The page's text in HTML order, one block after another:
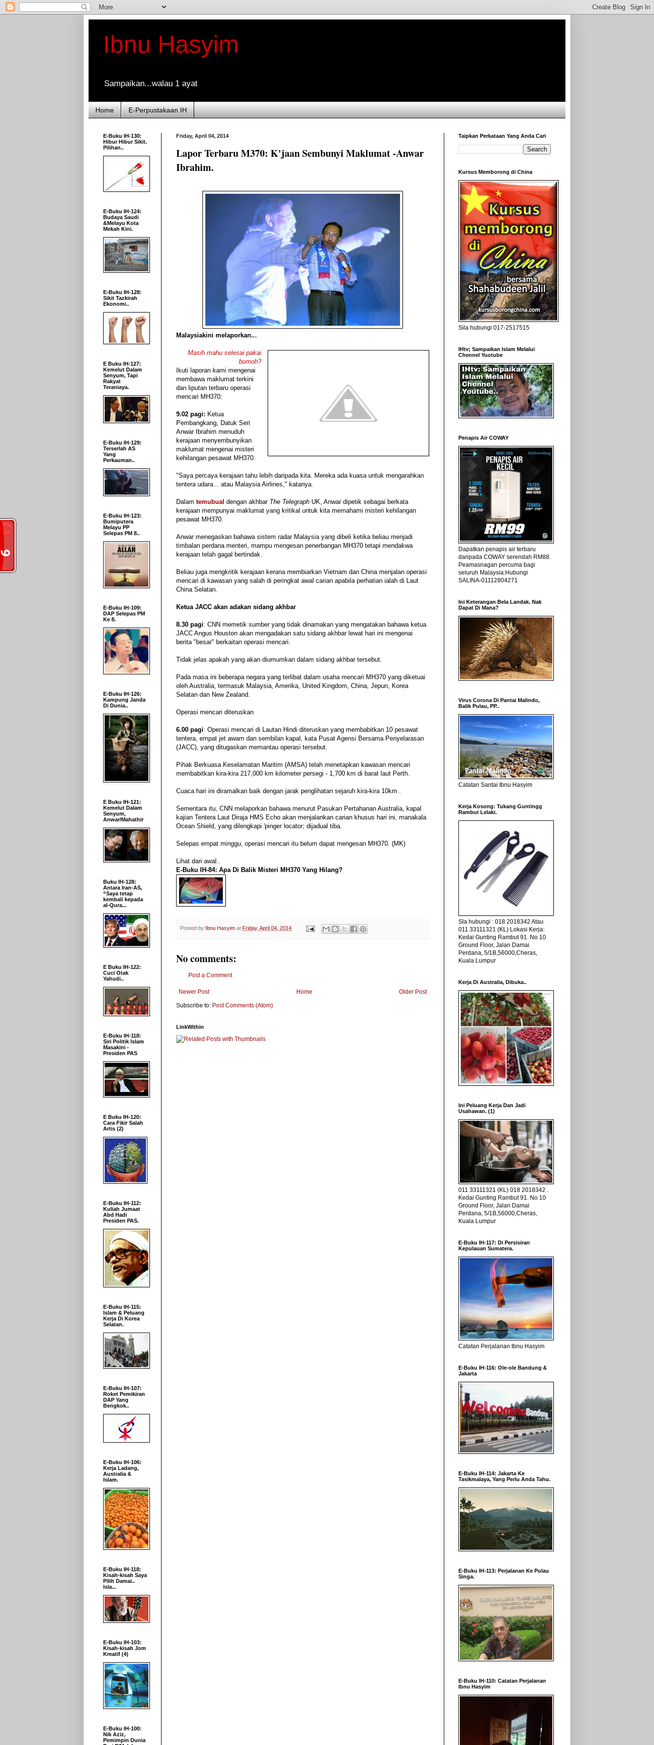
Ibnu Hasyim
Sampaikan...walau 1 ayat
Home E-Perpustakaan IH
Friday, April 04, 2014
Lapor Terbaru M370: K'jaan Sembunyi Maklumat -Anwar
Ibrahim.
Malaysiakini melaporkan...
Masih mahu selesai pakai
bomoh?
Ikuti laporan kami mengenai
membawa maklumat terkini
dan liputan terbaru operasi
mencari MH370:
9.02 pagi: Ketua
Pembangkang, Datuk Seri
Anwar Ibrahim menuduh
kerajaan menyembunyikan
maklumat mengenai misteri
kehilangan pesawat MH370.
"Saya percaya kerajaan tahu lebih daripada kita. Mereka ada kuasa untuk mengarahkan
tentera udara... atau Malaysia Airlines," katanya.
Dalam temubual dengan akhbar The Telegraph UK, Anwar dipetik sebagai berkata
kerajaan mempunyai maklumat yang kritikal untuk kita memahami misteri kehilangan
pesawat MH370.
Anwar menegaskan bahawa sistem radar Malaysia yang dibeli ketika beliau menjadi
timbalan perdana menteri, mampu mengesan penerbangan MH370 tetapi mendakwa
kerajaan telah gagal bertindak.
Beliau juga mengkritik kerajaan kerana membiarkan Vietnam dan China menjalan operasi
mencari di kawasan yang salah di peringkat awal carian apabila perhatian ialah di Laut
China Selatan.
Ketua JACC akan adakan sidang akhbar
8.30 pagi: CNN memetik sumber yang tidak dinamakan yang mengatakan bahawa ketua
JACC Angus Houston akan mengadakan satu sidang akhbar lewat hari ini mengenai
berita "besar" berkaitan operasi mencari.
Tidak jelas apakah yang akan diumumkan dalam sidang akhbar tersebut.
Pada masa ini beberapa negara yang terlibat dalam usaha mencari MH370 yang diketuai
oleh Australia, termasuk Malaysia, Amerika, United Kingdom, China, Jepun, Korea
Selatan dan New Zealand.
Operasi mencari diteruskan
6.00 pagi: Operasi mencari di Lautan Hindi diteruskan yang membabitkan 10 pesawat
tentera, empat jet awam dan sembilan kapal, kata Pusat Agensi Bersama Penyelarasan
(JACC), yang ditugaskan memantau operasi tersebut.
Pihak Berkuasa Keselamatan Maritim (AMSA) telah menetapkan kawasan mencari
membabitkan kira-kira 217,000 km kilometer persegi - 1,700 km di barat laut Perth.
Cuaca hari ini diramalkan baik dengan jarak penglihatan sejaruh kira-kira 10km .
Sementara itu, CNN melaporkan bahawa menurut Pasukan Pertahanan Australia, kapal
kajian Tentera Laut Diraja HMS Echo akan menjalankan carian khusus hari ini, manakala
Ocean Shield, yang dilengkapi 'pinger locator; dijadual tiba.
Selepas empat minggu, operasi mencari itu belum dapat mengesan MH370. (MK)
Lihat dari awal..
E-Buku IH-84: Apa Di Balik Misteri MH370 Yang Hilang?
Posted by Ibnu Hasyim at Friday, April 04, 2014
No comments:
Post a Comment
Newer Post Older Post
Home
Subscribe to: Post Comments (Atom)
LinkWithin
E-Buku IH-130:
Hibur Hibur Sikit.
Pilihan..
E-Buku IH-124:
Budaya Saudi
&Melayu Kota
Mekah Kini.
E-Buku IH-128:
Sikit Tazkirah
Ekonomi..
E Buku IH-127:
Kemelut Dalam
Senyum, Tapi
Rakyat
Teraniaya.
E-Buku IH-129:
Terserlah AS
Yang
Perkauman..
E-Buku IH-123:
Bumiputera
Melayu PP
Selepas PM 8..
E-Buku IH-109:
DAP Selepas PM
Ke 8.
E-Buku IH-126:
Kampung Janda
Di Dunia..
E Buku IH-121:
Kemelut Dalam
Senyum,
Anwar/Mahathir
Buku IH-128:
Antara Iran-AS,
“Saya tetap
kembali kepada
al-Qura...
E Buku IH-122:
Cuci Otak
Yahudi..
E-Buku IH-118:
Siri Politik Islam
Masakini -
Presiden PAS
E Buku IH-120:
Cara Fikir Salah
Artis (2)
E-Buku IH-112:
Kuliah Jumaat
Abd Hadi
Presiden PAS.
E-Buku IH-115:
Islam & Peluang
Kerja Di Korea
Selatan.
E-Buku IH-107:
Roket Pemikiran
DAP Yang
Bengkok..
E-Buku IH-106:
Kerja Ladang,
Australia &
Islam.
E-Buku IH-118:
Kisah-kisah Saya
Pilih Damai..
Isla...
E-Buku IH-103:
Kisah-kisah Jom
Kreatif (4)
E-Buku IH-100:
Nik Aziz,
Pemimpin Dunia
Taipkan Perkataan Yang Anda Cari
Kursus Memborong di China
Sila hubungi 017-2517515
IHtv; Sampaikan Islam Melalui
Chennel Yuotube
Penapis Air COWAY
Dapatkan penapis air terbaru
daripada COWAY serendah RM88.
Peamasnagan percuma bagi
seluruh Malaysia.Hubungi
SALINA-01112804271
Ini Keterangan Bela Landak. Nak
Dapat Di Mana?
Virus Corona Di Pantai Malindo,
Balik Pulau, PP..
Catatan Santai Ibnu Hasyim
Kerja Kosong: Tukang Guntingg
Rambut Lelaki.
Sla hubungi : 018 2018342 Atau
011 33111321 (KL) Lokasi Kerja:
Kedai Gunting Rambut 91. No 10
Ground Floor, Jalan Damai
Perdana, 5/1B,56000,Cheras,
Kuala Lumpur
Kerja Di Australia, Dibuka..
Ini Peluang Kerja Dan Jadi
Usahawan. (1)
011 33111321 (KL) 018 2018342 .
Kedai Gunting Rambut 91. No 10
Ground Floor, Jalan Damai
Perdana, 5/1B,56000,Cheras,
Kuala Lumpur
E-Buku IH-117: Di Persisiran
Kepulauan Sumatera.
Catatan Perjalanan Ibnu Hasyim
E-Buku IH-116: Ole-ole Bandung &
Jakarta
E-Buku IH-114: Jakarta Ke
Tasikmalaya, Yang Perlu Anda Tahu.
E-Buku IH-113: Perjalanan Ke Pulau
Singa.
E-Buku IH-110: Catatan Perjalanan
Ibnu Hasyim